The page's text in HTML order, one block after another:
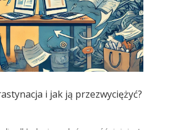
i jak ją przezwyciężyć?